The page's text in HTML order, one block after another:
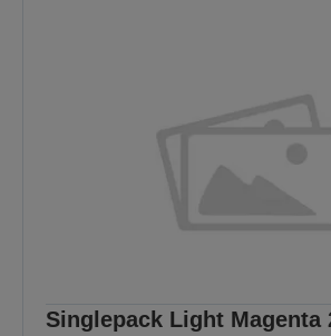
Singlepack Light Magenta